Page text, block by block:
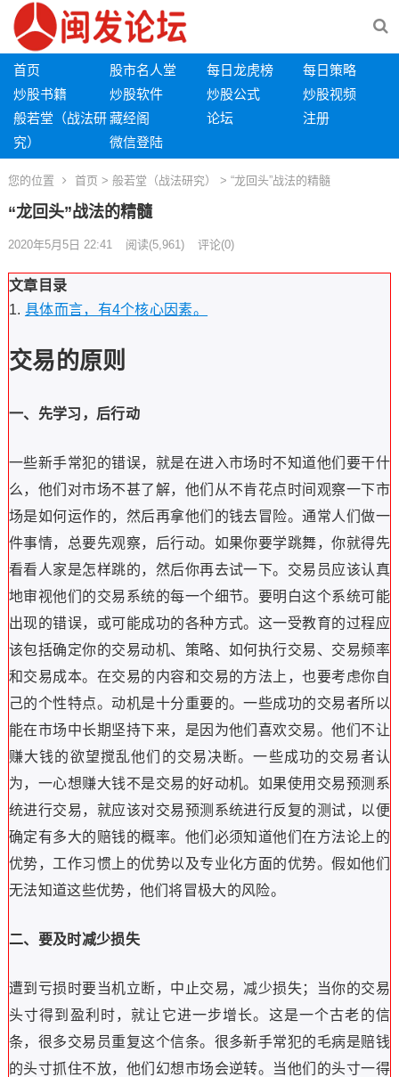
首页 股市名人堂 每日龙虎榜
每日策略
炒股书籍
炒股软件 炒股公式
炒股视频
般若堂（战法研
究）
藏经阁 论坛
注册
微信登陆
您的位置 首页 > 般若堂（战法研究） > “龙回头”战法的精髓
“龙回头”战法的精髓
2020年5月5日 22:41 阅读(5,961) 评论(0)
文章目录
具体而言，有4个核心因素。
交易的原则
一、先学习，后行动
一些新手常犯的错误，就是在进入市场时不知道他们要干什
么，他们对市场不甚了解，他们从不肯花点时间观察一下市
场是如何运作的，然后再拿他们的钱去冒险。通常人们做一
件事情，总要先观察，后行动。如果你要学跳舞，你就得先
看看人家是怎样跳的，然后你再去试一下。交易员应该认真
地审视他们的交易系统的每一个细节。要明白这个系统可能
出现的错误，或可能成功的各种方式。这一受教育的过程应
该包括确定你的交易动机、策略、如何执行交易、交易频率
和交易成本。在交易的内容和交易的方法上，也要考虑你自
己的个性特点。动机是十分重要的。一些成功的交易者所以
能在市场中长期坚持下来，是因为他们喜欢交易。他们不让
赚大钱的欲望搅乱他们的交易决断。一些成功的交易者认
为，一心想赚大钱不是交易的好动机。如果使用交易预测系
统进行交易，就应该对交易预测系统进行反复的测试，以便
确定有多大的赔钱的概率。他们必须知道他们在方法论上的
优势，工作习惯上的优势以及专业化方面的优势。假如他们
无法知道这些优势，他们将冒极大的风险。
二、要及时减少损失
遭到亏损时要当机立断，中止交易，减少损失；当你的交易
头寸得到盈利时，就让它进一步增长。这是一个古老的信
条，很多交易员重复这个信条。很多新手常犯的毛病是赔钱
的头寸抓住不放，他们幻想市场会逆转。当他们的头寸一得